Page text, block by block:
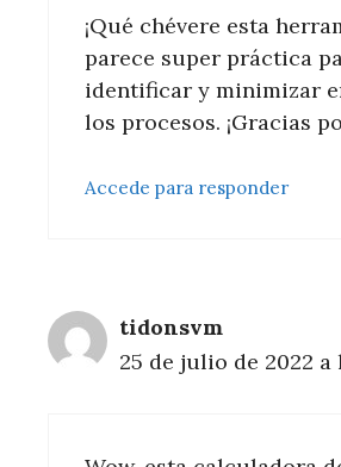
¡Qué chévere esta
parece super práctica
identificar y minimizar
los procesos. ¡Gracias
Accede para responder
tidonsvm
25 de julio de 2022 a